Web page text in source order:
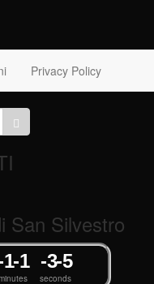
Privacy Policy
San Silvestro
1-1
seconds
-3-5